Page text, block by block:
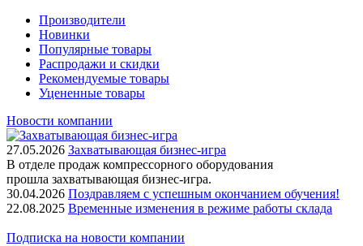
Производители
Новинки
Популярные товары
Распродажи и скидки
Рекомендуемые товары
Уцененные товары
Новости компании
27.05.2026 Захватывающая бизнес-игра
В отделе продаж компрессорного оборудования
прошла захватывающая бизнес-игра.
30.04.2026 Поздравляем с успешным окончанием обучения!
22.08.2025 Временные изменения в режиме работы склада
Подписка на новости компании